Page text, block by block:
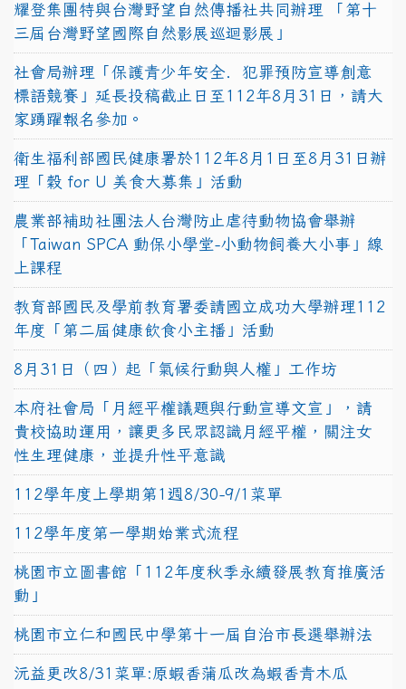
耀登集團特與台灣野望自然傳播社共同辦理 「第十
三屆台灣野望國際自然影展巡迴影展」
社會局辦理「保護青少年安全．犯罪預防宣導創意
標語競賽」延長投稿截止日至112年8月31日，請大
家踴躍報名參加。
衛生福利部國民健康署於112年8月1日至8月31日辦
理「穀 for U 美食大募集」活動
農業部補助社團法人台灣防止虐待動物協會舉辦
「Taiwan SPCA 動保小學堂-小動物飼養大小事」線
上課程
教育部國民及學前教育署委請國立成功大學辦理112
年度「第二屆健康飲食小主播」活動
8月31日（四）起「氣候行動與人權」工作坊
本府社會局「月經平權議題與行動宣導文宣」，請
貴校協助運用，讓更多民眾認識月經平權，關注女
性生理健康，並提升性平意識
112學年度上學期第1週8/30-9/1菜單
112學年度第一學期始業式流程
桃園市立圖書館「112年度秋季永續發展教育推廣活
動」
桃園市立仁和國民中學第十一屆自治市長選舉辦法
沅益更改8/31菜單:原蝦香蒲瓜改為蝦香青木瓜